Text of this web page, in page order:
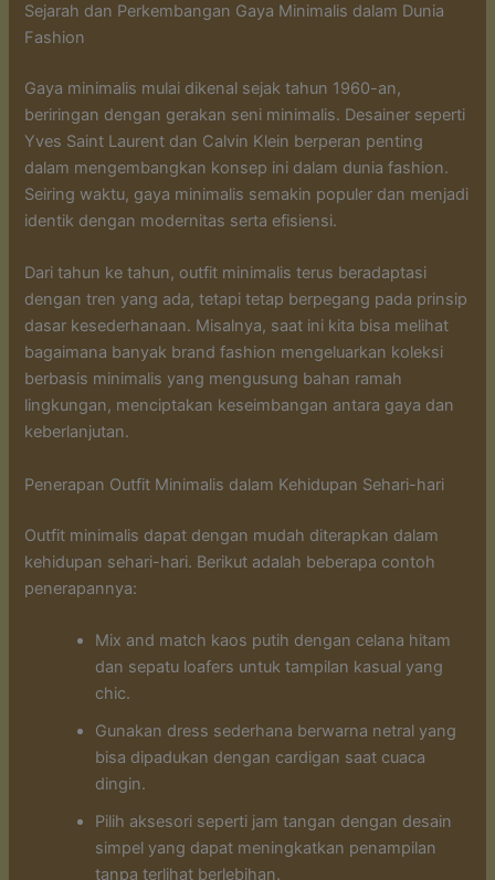
Sejarah dan Perkembangan Gaya Minimalis dalam Dunia
Fashion
Gaya minimalis mulai dikenal sejak tahun 1960-an,
beriringan dengan gerakan seni minimalis. Desainer seperti
Yves Saint Laurent dan Calvin Klein berperan penting
dalam mengembangkan konsep ini dalam dunia fashion.
Seiring waktu, gaya minimalis semakin populer dan menjadi
identik dengan modernitas serta efisiensi.
Dari tahun ke tahun, outfit minimalis terus beradaptasi
dengan tren yang ada, tetapi tetap berpegang pada prinsip
dasar kesederhanaan. Misalnya, saat ini kita bisa melihat
bagaimana banyak brand fashion mengeluarkan koleksi
berbasis minimalis yang mengusung bahan ramah
lingkungan, menciptakan keseimbangan antara gaya dan
keberlanjutan.
Penerapan Outfit Minimalis dalam Kehidupan Sehari-hari
Outfit minimalis dapat dengan mudah diterapkan dalam
kehidupan sehari-hari. Berikut adalah beberapa contoh
penerapannya:
Mix and match kaos putih dengan celana hitam
dan sepatu loafers untuk tampilan kasual yang
chic.
Gunakan dress sederhana berwarna netral yang
bisa dipadukan dengan cardigan saat cuaca
dingin.
Pilih aksesori seperti jam tangan dengan desain
simpel yang dapat meningkatkan penampilan
tanpa terlihat berlebihan.